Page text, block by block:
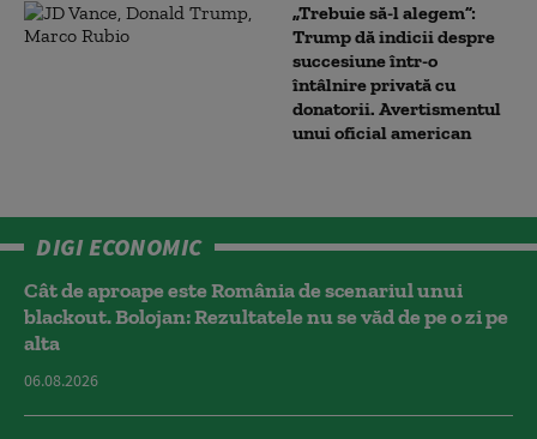
„Trebuie să-l alegem”:
Trump dă indicii despre
succesiune într-o
întâlnire privată cu
donatorii. Avertismentul
unui oficial american
DIGI ECONOMIC
Cât de aproape este România de scenariul unui
blackout. Bolojan: Rezultatele nu se văd de pe o zi pe
alta
06.08.2026